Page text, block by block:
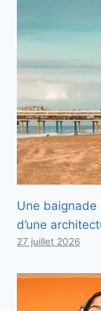
Une baignade
d’une
27 juillet 2026